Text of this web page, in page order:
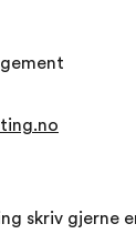
skriv gjerne